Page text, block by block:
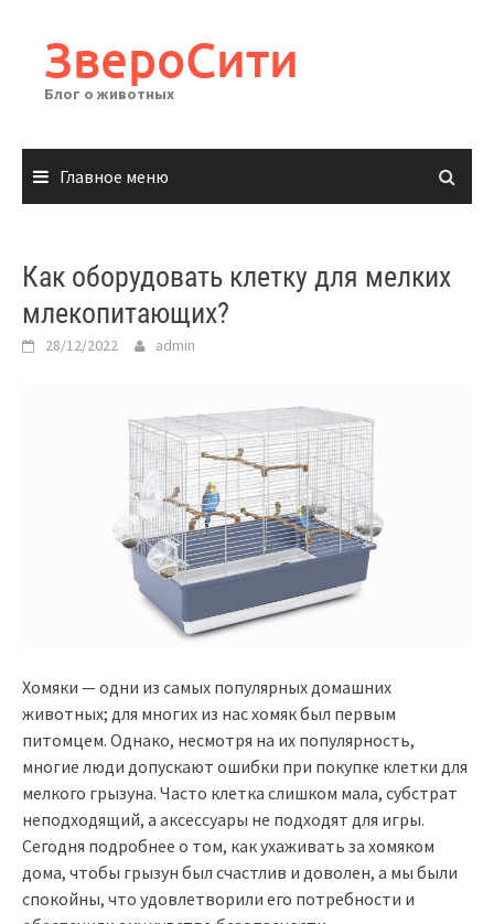
содержимому
ЗвероСити
Блог о животных
Главное меню
Как оборудовать клетку для мелких
млекопитающих?
28/12/2022 admin
Хомяки — одни из самых популярных домашних
животных; для многих из нас хомяк был первым
питомцем. Однако, несмотря на их популярность,
многие люди допускают ошибки при покупке клетки для
мелкого грызуна. Часто клетка слишком мала, субстрат
неподходящий, а аксессуары не подходят для игры.
Сегодня подробнее о том, как ухаживать за хомяком
дома, чтобы грызун был счастлив и доволен, а мы были
спокойны, что удовлетворили его потребности и